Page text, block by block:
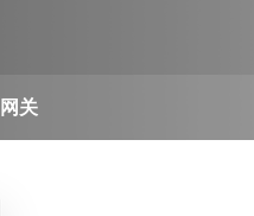
网关